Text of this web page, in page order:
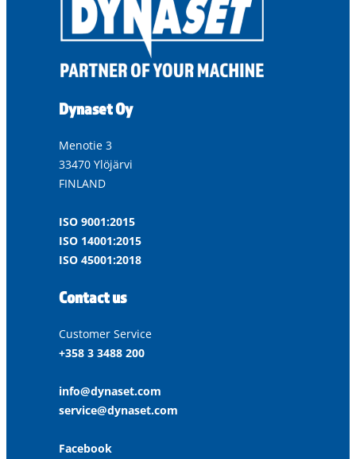
Dynaset Oy
Menotie 3
33470 Ylöjärvi
FINLAND
ISO 9001:2015
ISO 14001:2015
ISO 45001:2018
Contact us
Customer Service
+358 3 3488 200
info@dynaset.com
service@dynaset.com
Facebook